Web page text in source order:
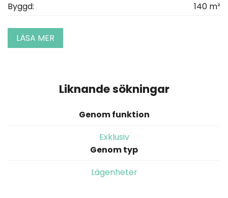
Byggd:
140 m²
LÄSA MER
Liknande sökningar
Genom funktion
Exklusiv
Genom typ
Lägenheter